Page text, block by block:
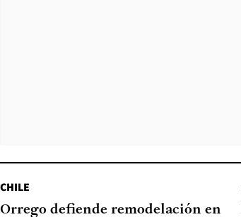
CHILE
Orrego defiende remodelación en